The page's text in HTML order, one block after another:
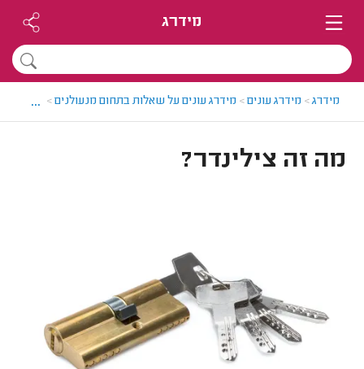
מידרג
מידרג> מידרג עונים> מידרג עונים על שאלות בתחום מנעולנים> מה זה
...
מה זה צילינדר?